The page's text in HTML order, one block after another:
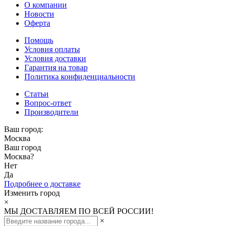
О компании
Новости
Оферта
Помощь
Условия оплаты
Условия доставки
Гарантия на товар
Политика конфиденциальности
Статьи
Вопрос-ответ
Производители
Ваш город:
Москва
Ваш город
Москва?
Нет
Да
Подробнее о доставке
Изменить город
×
МЫ ДОСТАВЛЯЕМ ПО ВСЕЙ РОССИИ!
×